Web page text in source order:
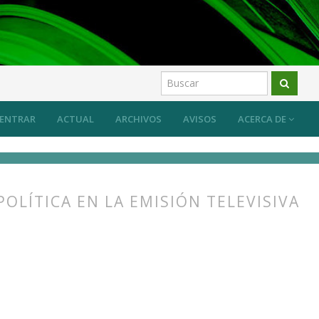
ACTUAL ARCHIVOS AVISOS ACERCA DE
ENTRAR
EN LA EMISIÓN TELEVISIVA